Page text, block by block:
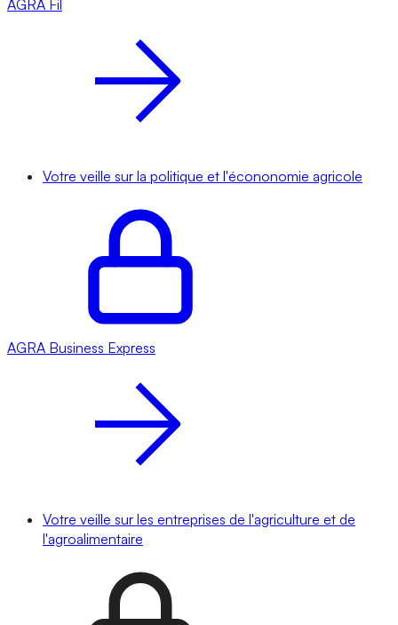
AGRA Fil
Votre veille sur la politique et l'écononomie agricole
AGRA Business Express
Votre veille sur les entreprises de l'agriculture et de
l'agroalimentaire